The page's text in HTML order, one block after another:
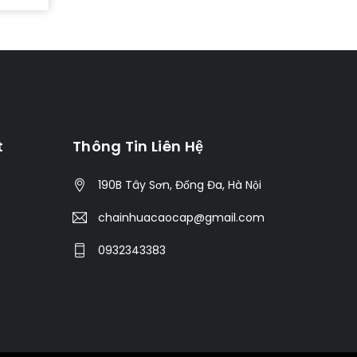
Thông Tin Liên Hệ
190B Tây Sơn, Đống Đa, Hà Nội
chainhuacaocap@gmail.com
0932343383